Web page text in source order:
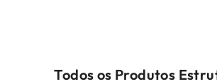
Todos os Produtos